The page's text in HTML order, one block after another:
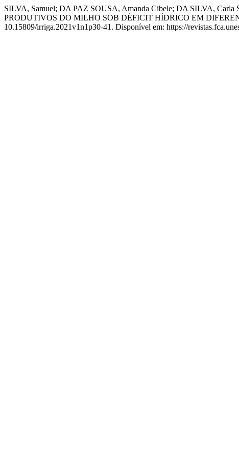
SILVA, Samuel; DA PAZ SOUSA, Amanda Cibele; DA SILVA,
PRODUTIVOS DO MILHO SOB DÉFICIT HÍDRICO EM
10.15809/irriga.2021v1n1p30-41. Disponível em: https://